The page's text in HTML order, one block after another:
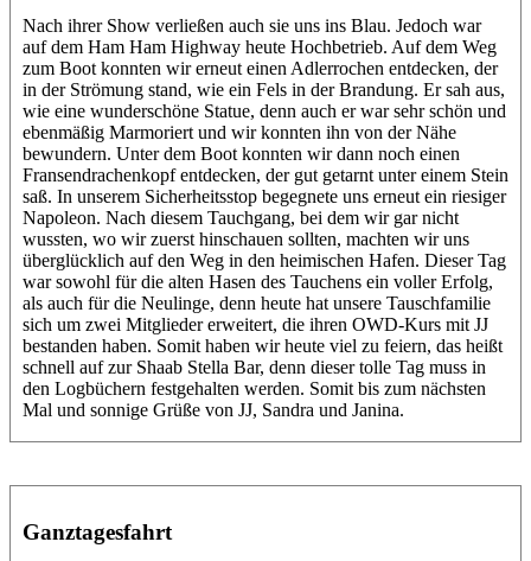
Nach ihrer Show verließen auch sie uns ins Blau. Jedoch war
auf dem Ham Ham Highway heute Hochbetrieb. Auf dem Weg
zum Boot konnten wir erneut einen Adlerrochen entdecken, der
in der Strömung stand, wie ein Fels in der Brandung. Er sah aus,
wie eine wunderschöne Statue, denn auch er war sehr schön und
ebenmäßig Marmoriert und wir konnten ihn von der Nähe
bewundern. Unter dem Boot konnten wir dann noch einen
Fransendrachenkopf entdecken, der gut getarnt unter einem Stein
saß. In unserem Sicherheitsstop begegnete uns erneut ein riesiger
Napoleon. Nach diesem Tauchgang, bei dem wir gar nicht
wussten, wo wir zuerst hinschauen sollten, machten wir uns
überglücklich auf den Weg in den heimischen Hafen. Dieser Tag
war sowohl für die alten Hasen des Tauchens ein voller Erfolg,
als auch für die Neulinge, denn heute hat unsere Tauschfamilie
sich um zwei Mitglieder erweitert, die ihren OWD-Kurs mit JJ
bestanden haben. Somit haben wir heute viel zu feiern, das heißt
schnell auf zur Shaab Stella Bar, denn dieser tolle Tag muss in
den Logbüchern festgehalten werden. Somit bis zum nächsten
Mal und sonnige Grüße von JJ, Sandra und Janina.
Ganztagesfahrt